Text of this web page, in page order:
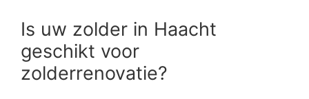
Is uw zolder in Haacht
geschikt voor
zolderrenovatie?